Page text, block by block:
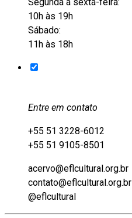
10h às 19h
Sábado:
11h às 18h
Entre em contato
+55 51 3228-6012
+55 51 9105-8501
acervo@eflcultural.org.br
contato@eflcultural.org.br
@eflcultural